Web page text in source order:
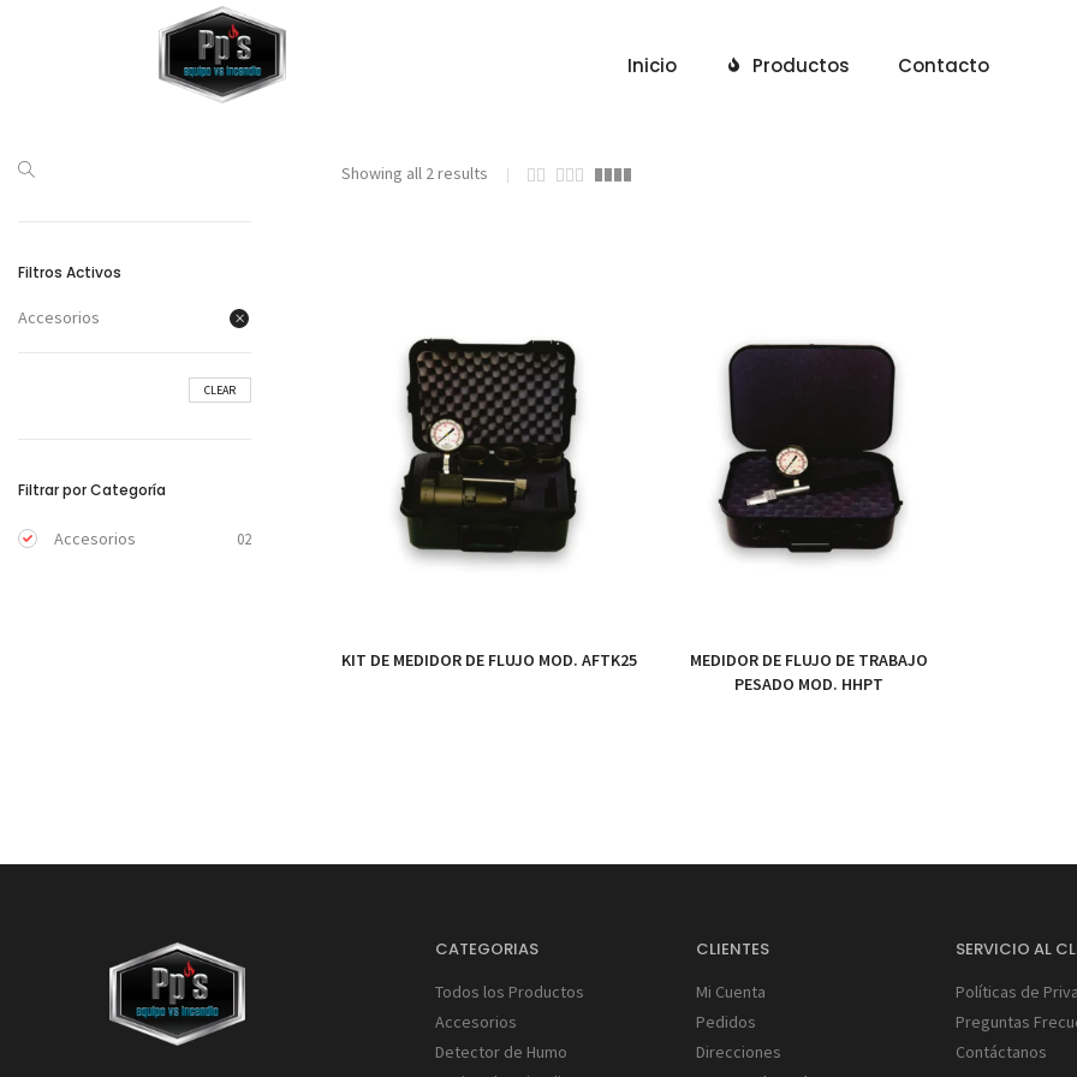
Inicio Productos Contacto
Showing all 2 results
KIT DE MEDIDOR DE FLUJO MOD. AFTK25
MEDIDOR DE FLUJO DE TRABAJO
PESADO MOD. HHPT
Filtros Activos
Accesorios
CLEAR
Filtrar por Categoría
Accesorios 02
CATEGORIAS
Todos los Productos
Accesorios
Detector de Humo
CLIENTES
Mi Cuenta
Pedidos
Direcciones
SERVICIO AL
Políticas de
Preguntas
Contáctanos